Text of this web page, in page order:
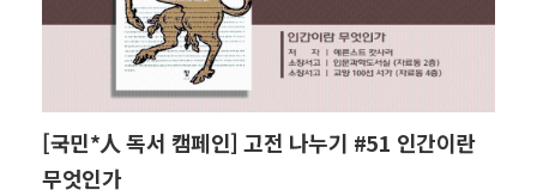
[국민*人 독서 캠페인] 고전 나누기 #51 인간이란
무엇인가